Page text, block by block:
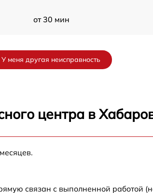
от 30 мин
У меня другая неисправность
центра в
связан с выполненной работой